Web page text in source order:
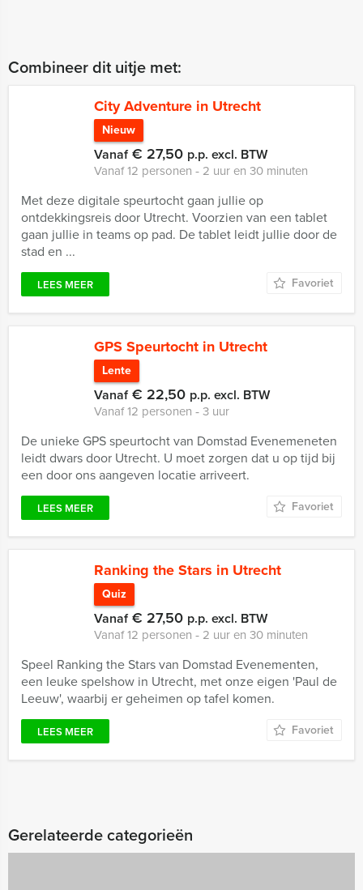
Combineer dit uitje met:
City Adventure in Utrecht
Nieuw
Vanaf€ 27,50 p.p. excl. BTW
Vanaf 12 personen ‐ 2 uur en 30 minuten
Met deze digitale speurtocht gaan jullie op
ontdekkingsreis door Utrecht. Voorzien van een tablet
gaan jullie in teams op pad. De tablet leidt jullie door de
stad en ...
LEES MEER Favoriet
GPS Speurtocht in Utrecht
Lente
Vanaf€ 22,50 p.p. excl. BTW
Vanaf 12 personen ‐ 3 uur
De unieke GPS speurtocht van Domstad Evenemeneten
leidt dwars door Utrecht. U moet zorgen dat u op tijd bij
een door ons aangeven locatie arriveert.
LEES MEER Favoriet
Ranking the Stars in Utrecht
Quiz
Vanaf€ 27,50 p.p. excl. BTW
Vanaf 12 personen ‐ 2 uur en 30 minuten
Speel Ranking the Stars van Domstad Evenementen,
een leuke spelshow in Utrecht, met onze eigen 'Paul de
Leeuw', waarbij er geheimen op tafel komen.
LEES MEER Favoriet
Gerelateerde categorieën